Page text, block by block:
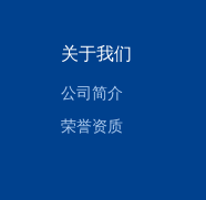
关于我们
公司简介
荣誉资质